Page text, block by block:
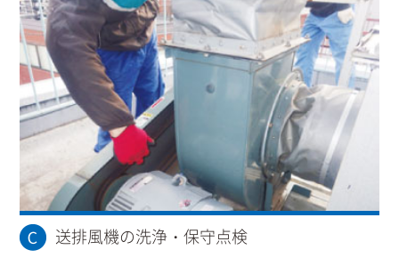
送排風機の洗浄・保守点検